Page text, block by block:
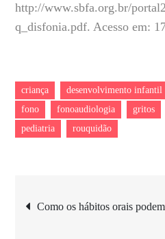
http://www.sbfa.org.br/
q_disfonia.pdf. Acesso em:
criança desenvolvimento infantil
fono
fonoaudiologia gritos
pediatria
rouquidão
Como os hábitos orais